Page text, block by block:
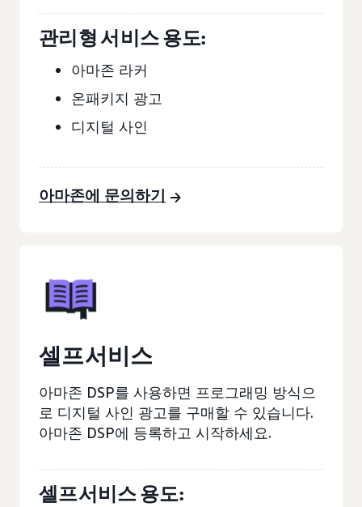
관리형 서비스 용도:
아마존 라커
온패키지 광고
디지털 사인
아마존에 문의하기
셀프서비스
아마존 DSP를 사용하면 프로그래밍 방식으
로 디지털 사인 광고를 구매할 수 있습니다.
아마존 DSP에 등록하고 시작하세요.
셀프서비스 용도: